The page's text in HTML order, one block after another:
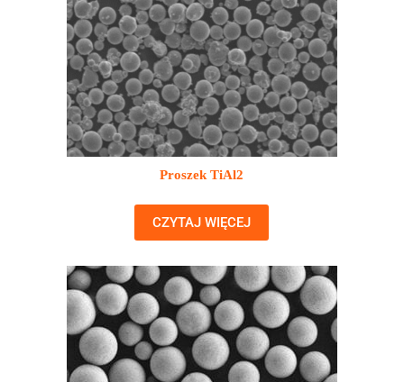
Proszek TiAl2
CZYTAJ WIĘCEJ